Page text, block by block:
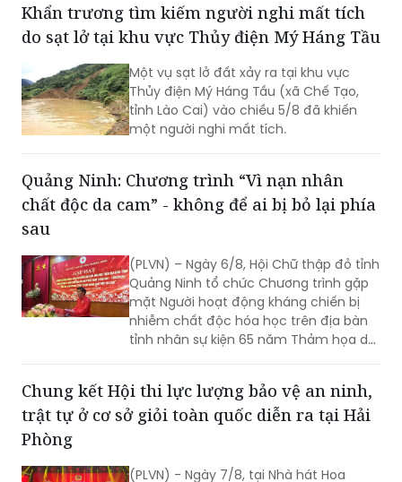
Khẩn trương tìm kiếm người nghi mất tích
do sạt lở tại khu vực Thủy điện Mý Háng Tầu
Một vụ sạt lở đất xảy ra tại khu vực
Thủy điện Mý Háng Tầu (xã Chế Tạo,
tỉnh Lào Cai) vào chiều 5/8 đã khiến
một người nghi mất tích.
Quảng Ninh: Chương trình “Vì nạn nhân
chất độc da cam” - không để ai bị bỏ lại phía
sau
(PLVN) – Ngày 6/8, Hội Chữ thập đỏ tỉnh
Quảng Ninh tổ chức Chương trình gặp
mặt Người hoạt động kháng chiến bị
nhiễm chất độc hóa học trên địa bàn
tỉnh nhân sự kiện 65 năm Thảm họa da
trào “Vì nạn nhân chất độc da cam”.
Chung kết Hội thi lực lượng bảo vệ an ninh,
trật tự ở cơ sở giỏi toàn quốc diễn ra tại Hải
Phòng
(PLVN) - Ngày 7/8, tại Nhà hát Hoa